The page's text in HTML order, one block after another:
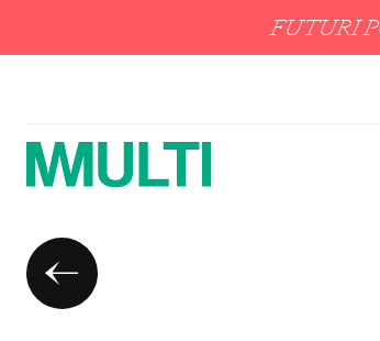
FUTURI